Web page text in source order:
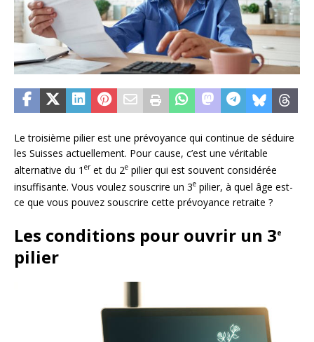
Le troisième pilier est une prévoyance qui continue de séduire
les Suisses actuellement. Pour cause, c’est une véritable
alternative du 1 eret du 2e pilier qui est souvent considérée
insuffisante. Vous voulez souscrire un 3e pilier, à quel âge est-
ce que vous pouvez souscrire cette prévoyance retraite ?
Les conditions pour ouvrir un 3e
pilier